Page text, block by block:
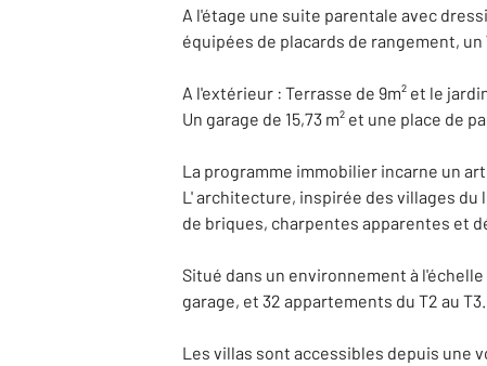
A l'étage une suite parentale avec
équipées de placards de rangement, un
A l'extérieur : Terrasse de 9m² et le
Un garage de 15,73 m² et une place de
La programme immobilier incarne un
L' architecture, inspirée des villages
de briques, charpentes apparentes et
Situé dans un environnement à
garage, et 32 appartements du T2 au T3.
Les villas sont accessibles depuis une